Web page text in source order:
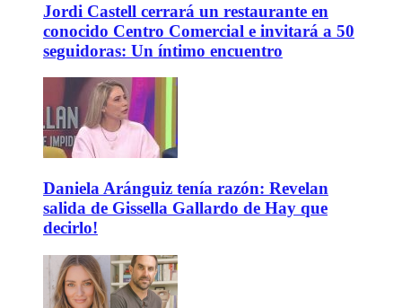
Jordi Castell cerrará un restaurante en
conocido Centro Comercial e invitará a 50
seguidoras: Un íntimo encuentro
Daniela Aránguiz tenía razón: Revelan
salida de Gissella Gallardo de Hay que
decirlo!